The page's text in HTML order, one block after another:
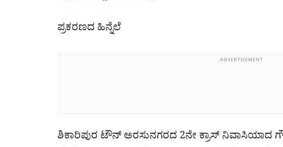
ಪ್ರಕರಣದ ಹಿನ್ನೆಲೆ
ADVERTISEMENT
ಶಿಕಾರಿಪುರ ಟೌನ್ ಅರಸುನಗರದ 2ನೇ ಕ್ರಾಸ್ ನಿವಾಸಿಯಾದ